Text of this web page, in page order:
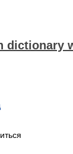
dictionary